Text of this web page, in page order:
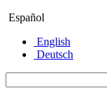
Español
English
Deutsch